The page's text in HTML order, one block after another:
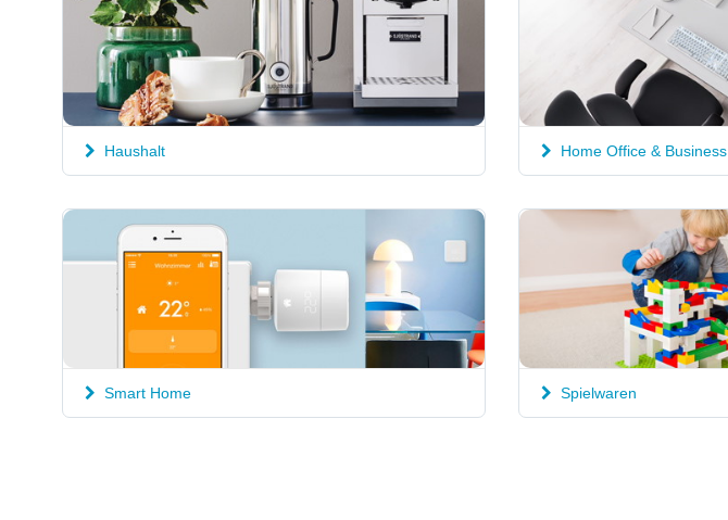
Haushalt Home Office & Business
Smart Home Spielwaren